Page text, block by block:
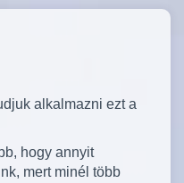
alkalmazni ezt a
hogy annyit
mert minél több